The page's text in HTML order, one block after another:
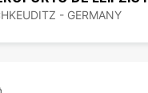
- GERMANY